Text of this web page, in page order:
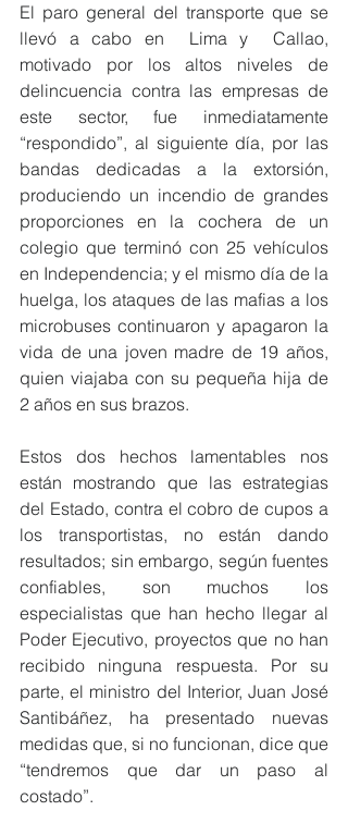
El paro general del transporte que se
llevó a cabo en  Lima y  Callao,
motivado por los altos niveles de
delincuencia contra las empresas de
este sector, fue inmediatamente
“respondido”, al siguiente día, por las
bandas dedicadas a la extorsión,
produciendo un incendio de grandes
proporciones en la cochera de un
colegio que terminó con 25 vehículos
en Independencia; y el mismo día de la
huelga, los ataques de las mafias a los
microbuses continuaron y apagaron la
vida de una joven madre de 19 años,
quien viajaba con su pequeña hija de
2 años en sus brazos.
Estos dos hechos lamentables nos
están mostrando que las estrategias
del Estado, contra el cobro de cupos a
los transportistas, no están dando
resultados; sin embargo, según fuentes
confiables, son muchos los
especialistas que han hecho llegar al
Poder Ejecutivo, proyectos que no han
recibido ninguna respuesta. Por su
parte, el ministro del Interior, Juan José
Santibáñez, ha presentado nuevas
medidas que, si no funcionan, dice que
“tendremos que dar un paso al
costado”.